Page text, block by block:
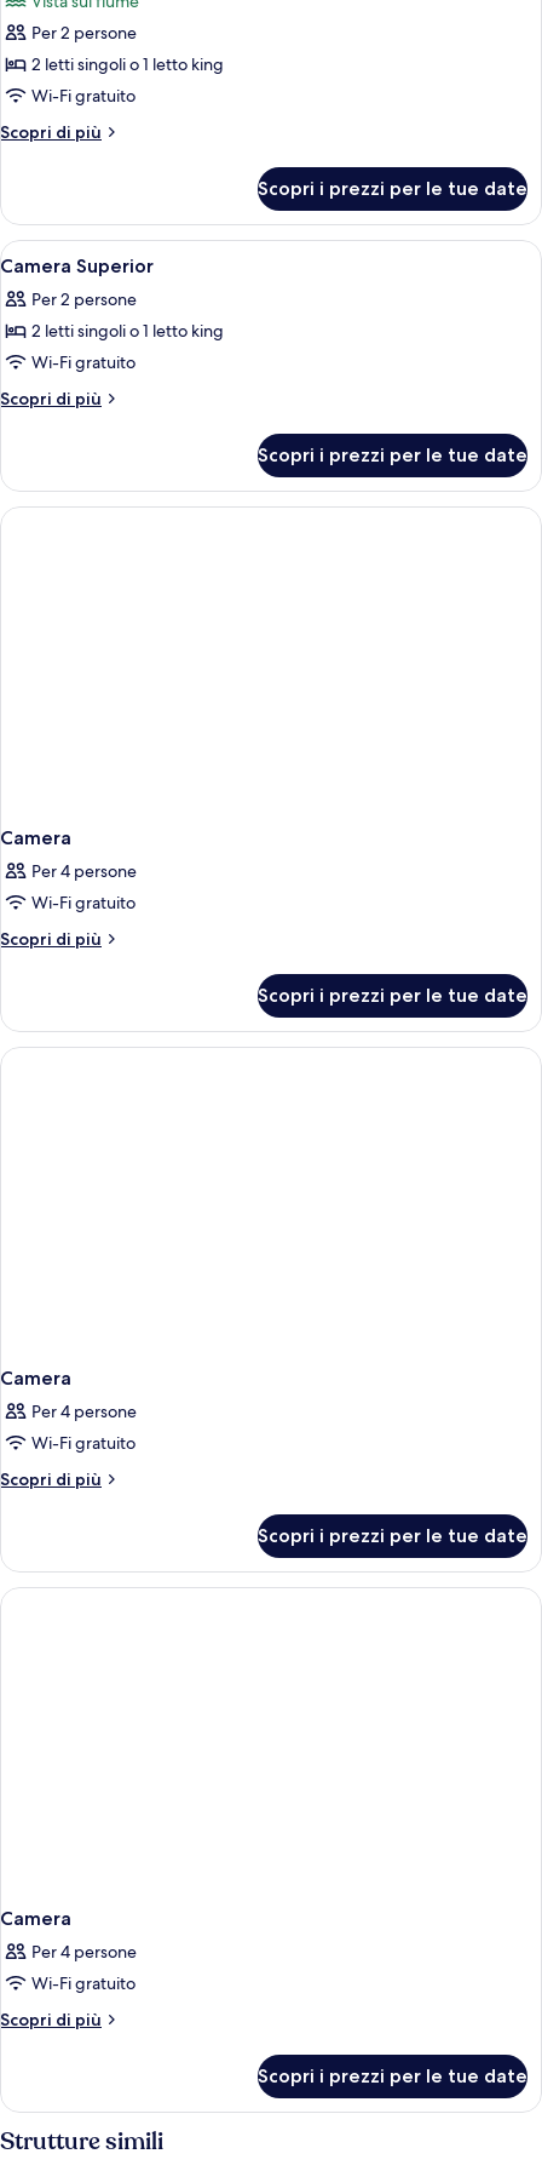
le
foto
per
Camera
Superior,
vista
Per 2 persone
2 letti singoli o 1 letto king
Wi-Fi gratuito
Scopri di più
Altri
Superior,
vista
fiume
Scopri i prezzi per le tue date
Apri
tutte
le
foto
per
Camera
Una camera d'albergo con un letto
9
Camera Superior
Per 2 persone
2 letti singoli o 1 letto king
Wi-Fi gratuito
Scopri di più
Altri
Superior
Scopri i prezzi per le tue date
Camera
Per 4 persone
Wi-Fi gratuito
Scopri di più
Altri
Scopri i prezzi per le tue date
Camera
Per 4 persone
Wi-Fi gratuito
Scopri di più
Altri
Scopri i prezzi per le tue date
Camera
Per 4 persone
Wi-Fi gratuito
Scopri di più
Altri
Scopri i prezzi per le tue date
Strutture simili